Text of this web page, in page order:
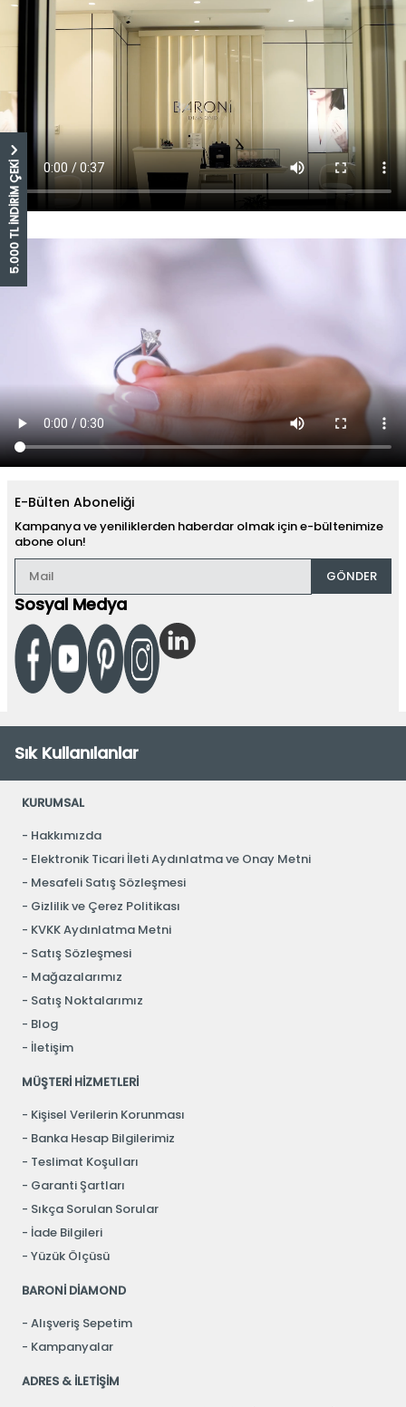
5.000 TL İNDİRİM ÇEKİ
E-Bülten Aboneliği
Kampanya ve yeniliklerden haberdar olmak için e-bültenimize
abone olun!
GÖNDER
Sosyal Medya
Sık Kullanılanlar
KURUMSAL
Hakkımızda
Elektronik Ticari İleti Aydınlatma ve Onay Metni
Mesafeli Satış Sözleşmesi
Gizlilik ve Çerez Politikası
KVKK Aydınlatma Metni
Satış Sözleşmesi
Mağazalarımız
Satış Noktalarımız
Blog
İletişim
MÜŞTERİ HİZMETLERİ
Kişisel Verilerin Korunması
Banka Hesap Bilgilerimiz
Teslimat Koşulları
Garanti Şartları
Sıkça Sorulan Sorular
İade Bilgileri
Yüzük Ölçüsü
BARONİ DİAMOND
Alışveriş Sepetim
Kampanyalar
ADRES & İLETİŞİM